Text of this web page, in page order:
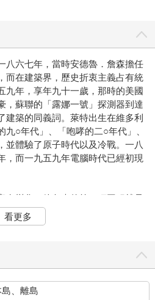
八六七年，當時安德魯．詹森擔任
而在建築界，歷史折衷主義占有統
九年，享年九十一歲，那時的美國
，蘇聯的「露娜一號」探測器到達
建築的同義詞。萊特出生在維多利
○年代」、「咆哮的二○年代」、
並體驗了原子時代以及冷戰。一八
，而一九五九年電腦時代已經初現
有變化。他負責的第一項工程就是
小教堂（Unity Chapel），該建築於
約瑟夫．L．希爾斯比為羅伊德．瓊
在這座建築附近，那時距他的第一
長。
看更多
、離島